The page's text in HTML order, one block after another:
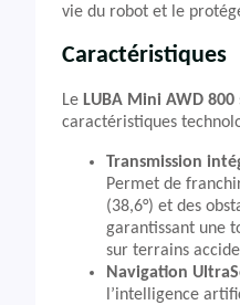
vie du robot et le
Caractéristiques
Le LUBA Mini AWD 800
caractéristiques
Transmission
Permet de
(38,6°) et des
garantissant une
sur terrains
Navigation
l’intelligence